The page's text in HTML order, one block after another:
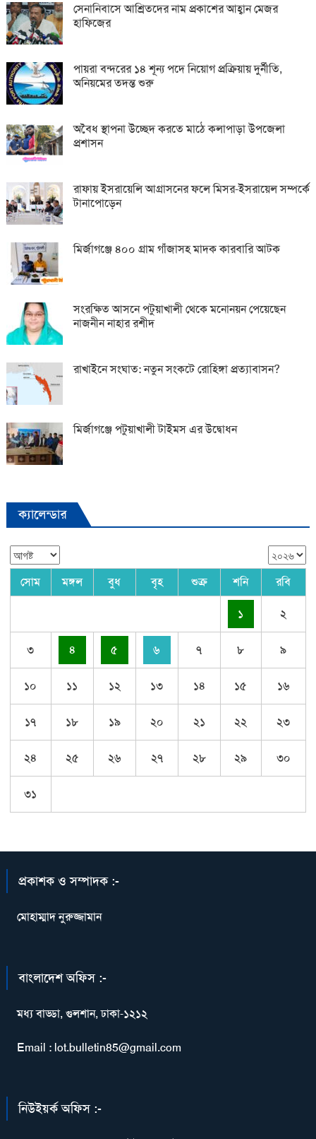
সেনানিবাসে আশ্রিতদের নাম প্রকাশের আহ্বান মেজর
হাফিজের
পায়রা বন্দরের ১৪ শূন্য পদে নিয়োগ প্রক্রিয়ায় দুর্নীতি,
অনিয়মের তদন্ত শুরু
অবৈধ স্থাপনা উচ্ছেদ করতে মাঠে কলাপাড়া উপজেলা
প্রশাসন
রাফায় ইসরায়েলি আগ্রাসনের ফলে মিসর-ইসরায়েল সম্পর্কে
টানাপোড়েন
মির্জাগঞ্জে ৪০০ গ্রাম গাঁজাসহ মাদক কারবারি আটক
সংরক্ষিত আসনে পটুয়াখালী থেকে মনোনয়ন পেয়েছেন
নাজনীন নাহার রশীদ
রাখাইনে সংঘাত: নতুন সংকটে রোহিঙ্গা প্রত্যাবাসন?
মির্জাগঞ্জে পটুয়াখালী টাইমস এর উদ্বোধন
ক্যালেন্ডার
সোম মঙ্গল বুধ বৃহ শুক্র শনি রবি
১ ২
৩ ৪ ৫ ৬ ৭ ৮ ৯
১০ ১১ ১২ ১৩ ১৪ ১৫ ১৬
১৭ ১৮ ১৯ ২০ ২১ ২২ ২৩
২৪ ২৫ ২৬ ২৭ ২৮ ২৯ ৩০
৩১
প্রকাশক ও সম্পাদক :-
মোহাম্মাদ নুরুজ্জামান
বাংলাদেশ অফিস :-
মধ্য বাড্ডা, গুলশান, ঢাকা-১২১২
Email : lot.bulletin85@gmail.com
নিউইয়র্ক অফিস :-